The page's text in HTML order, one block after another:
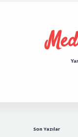
Son Yazılar